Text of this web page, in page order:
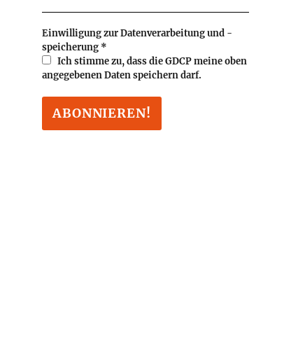
Einwilligung zur Datenverarbeitung und -
speicherung *
Ich stimme zu, dass die GDCP meine oben
angegebenen Daten speichern darf.